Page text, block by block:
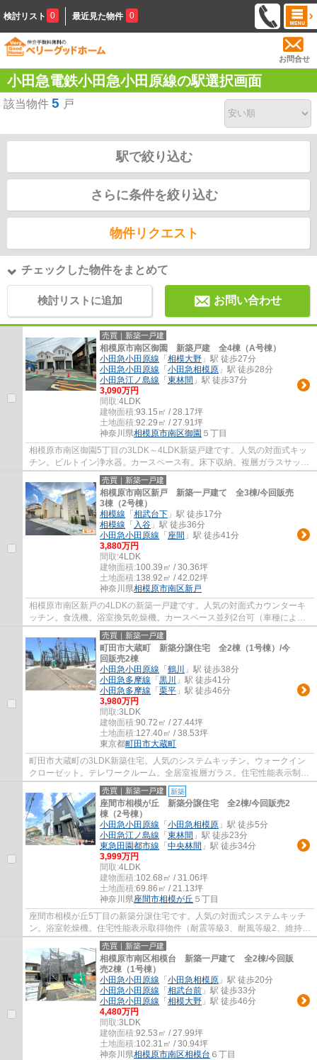
検討リスト 0 最近見た物件 0
お問合せ
小田急電鉄小田急小田原線の駅選択画面
該当物件 5 戸
駅で絞り込む
さらに条件を絞り込む
物件リクエスト
チェックした物件をまとめて
検討リストに追加 お問い合わせ
売買｜新築一戸建
相模原市南区御園 新築戸建 全4棟（A号棟）
小田急小田原線 「 相模大野 」駅 徒歩27分
小田急小田原線 「 小田急相模原 」駅 徒歩28分
小田急江ノ島線 「 東林間 」駅 徒歩37分
3,090万円
間取:4LDK
建物面積:93.15㎡ / 28.17坪
土地面積:92.29㎡ / 27.91坪
神奈川県相模原市南区御園 ５丁目
相模原市南区御園5丁目の3LDK～4LDK新築戸建です。人気の対面式キッ
チン。ビルトイン浄水器。カースペース有。床下収納。複層ガラスサッ
シ。エコジョーズ。住宅性能表示取得物件（耐震...
売買｜新築一戸建
相模原市南区新戸 新築一戸建て 全3棟/今回販売
3棟（2号棟）
相模線 「 相武台下 」駅 徒歩17分
相模線 「 入谷 」駅 徒歩36分
小田急小田原線 「 座間 」駅 徒歩41分
3,880万円
間取:4LDK
建物面積:100.39㎡ / 30.36坪
土地面積:138.92㎡ / 42.02坪
神奈川県相模原市南区新戸
相模原市南区新戸の4LDKの新築一戸建です。人気の対面式カウンターキ
ッチン。食洗機。浴室換気乾燥機。カースペース並列2台可（車種によ
る）。ウォークインクローゼット。長期優良住宅...
売買｜新築一戸建
町田市大蔵町 新築分譲住宅 全2棟（1号棟）/今
回販売2棟
小田急小田原線 「 鶴川
」駅 徒歩38分
小田急多摩線 「 黒川
」駅 徒歩41分
小田急多摩線 「 栗平 」駅 徒歩46分
3,980万円
間取:3LDK
建物面積:90.72㎡ / 27.44坪
土地面積:127.40㎡ / 38.53坪
東京都町田市大蔵町
町田市大蔵町の3LDK新築住宅。人気のシステムキッチン。ウォークイン
クローゼット。テレワークルーム。全居室複層ガラス。住宅性能表示制度
対応(耐風等級2、劣化対策、維持管理等級3、...
売買｜新築一戸建 新築
座間市相模が丘 新築分譲住宅 全2棟/今回販売2
棟（2号棟）
小田急小田原線 「 小田急相模原 」駅 徒歩5分
小田急江ノ島線 「 東林間 」駅 徒歩23分
東急田園都市線 「 中央林間 」駅 徒歩34分
3,999万円
間取:4LDK
建物面積:102.68㎡ / 31.06坪
土地面積:69.86㎡ / 21.13坪
神奈川県座間市相模が丘 ５丁目
座間市相模が丘5丁目の新築分譲住宅です。人気の対面式システムキッチ
ン。浴室乾燥機。住宅性能表示取得物件（耐震等級3、耐風等級2、維持管
理等級3、劣化対策等級３、ホルムアルデヒ...
売買｜新築一戸建
相模原市南区相模台 新築一戸建て 全2棟/今回販
売2棟（1号棟）
小田急小田原線 「 小田急相模原 」駅 徒歩20分
小田急小田原線 「 相武台前 」駅 徒歩33分
小田急小田原線 「 相模大野 」駅 徒歩46分
4,480万円
間取:3LDK
建物面積:92.53㎡ / 27.99坪
土地面積:102.31㎡ / 30.94坪
神奈川県相模原市南区相模台 ６丁目